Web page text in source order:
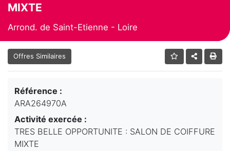
MIXTE
Arrond. de Saint-Etienne - Loire
Offres Similaires
Référence :
ARA264970A
Activité exercée :
TRES BELLE OPPORTUNITE : SALON DE COIFFURE
MIXTE